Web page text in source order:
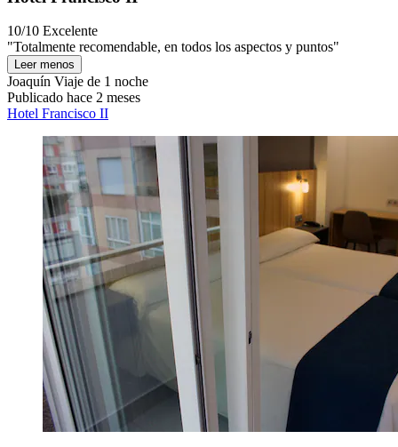
10/10 Excelente
"Totalmente recomendable, en todos los aspectos y puntos"
Leer menos
Joaquín Viaje de 1 noche
Publicado hace 2 meses
Hotel Francisco II